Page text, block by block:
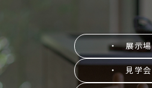
・ 展示場
・ 見学会